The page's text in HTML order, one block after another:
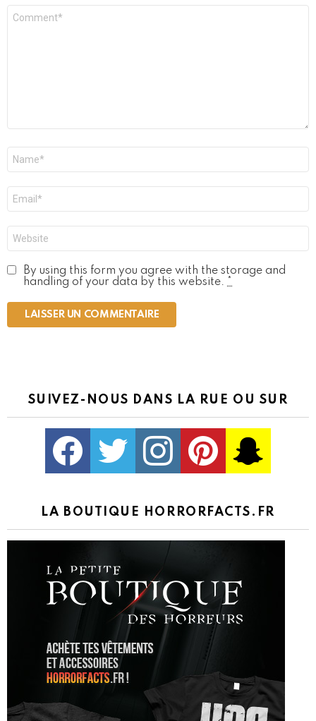
mail
*
web
By using this form you agree with the storage and
handling of your data by this website.
SUIVEZ-NOUS DANS LA RUE OU SUR
Facebook Twitter Instagram Pinterest kljlkjlkj
LA BOUTIQUE HORRORFACTS.FR